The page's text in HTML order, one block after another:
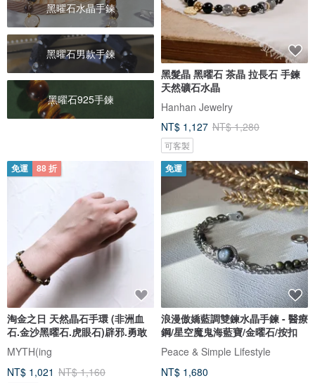
黑曜石水晶手鍊
黑曜石男款手鍊
黑曜石925手鍊
黑髮晶 黑曜石 茶晶 拉長石 手鍊
天然礦石水晶
Hanhan Jewelry
NT$ 1,127 NT$ 1,280
可客製
免運 88 折
淘金之日 天然晶石手環 (非洲血
石.金沙黑曜石.虎眼石)辟邪.勇敢
MYTH(ing
NT$ 1,021 NT$ 1,160
免運
浪漫傲嬌藍調雙鍊水晶手鍊 - 醫療
鋼/星空魔鬼海藍寶/金曜石/按扣
Peace & Simple Lifestyle
NT$ 1,680